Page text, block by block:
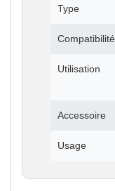
Type
Compatibilité
Utilisation
Accessoire
Usage